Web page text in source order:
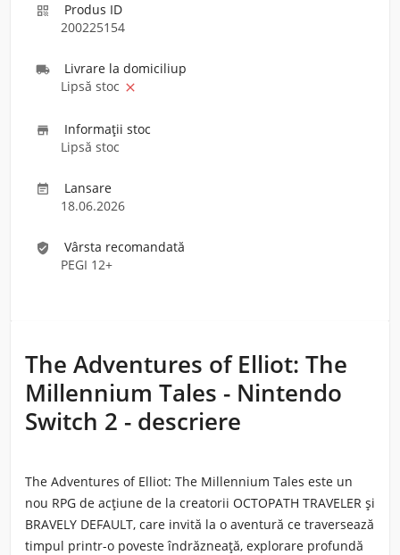

Produs ID
200225154
 Livrare la domiciliup
Lipsă stoc 

Informaţii stoc
Lipsă stoc

Lansare
18.06.2026
verified_user
Vârsta recomandată
PEGI 12+
The Adventures of Elliot: The
Millennium Tales - Nintendo
Switch 2 - descriere
The Adventures of Elliot: The Millennium Tales este un
nou RPG de acțiune de la creatorii OCTOPATH TRAVELER și
BRAVELY DEFAULT, care invită la o aventură ce traversează
timpul printr-o poveste îndrăzneață, explorare profundă